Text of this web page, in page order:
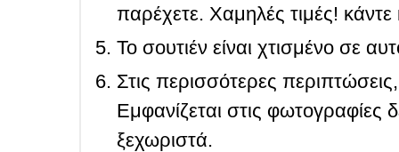
παρέχετε. Χαμηλές τιμές! κάντε
Το σουτιέν είναι χτισμένο σε
Στις περισσότερες
Εμφανίζεται στις φωτογραφίες
ξεχωριστά.